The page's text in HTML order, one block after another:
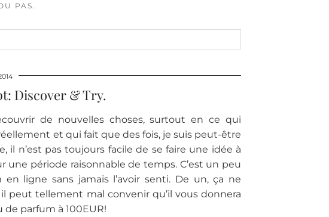
PAS.
Discover & Try.
de nouvelles choses, surtout en ce qui
et qui fait que des fois, je suis peut-être
il n’est pas toujours facile de se faire une idée à
période raisonnable de temps. C’est un peu
ligne sans jamais l’avoir senti. De un, ça ne
peut tellement mal convenir qu’il vous donnera
de parfum à 100EUR!